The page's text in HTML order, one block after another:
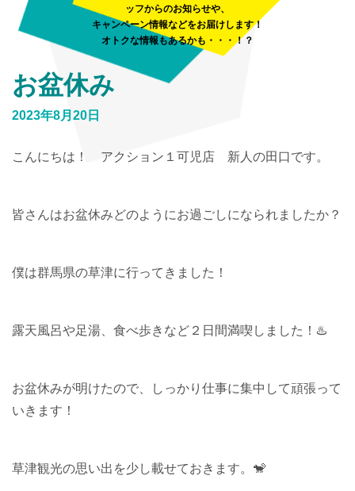
ッフからのお知らせや、
キャンペーン情報などをお届けします！
オトクな情報もあるかも・・・！？
お盆休み
2023年8月20日
こんにちは！ アクション１可児店 新人の田口です。
皆さんはお盆休みどのようにお過ごしになられましたか？
僕は群馬県の草津に行ってきました！
露天風呂や足湯、食べ歩きなど２日間満喫しました！♨️
お盆休みが明けたので、しっかり仕事に集中して頑張って
いきます！
草津観光の思い出を少し載せておきます。🐒